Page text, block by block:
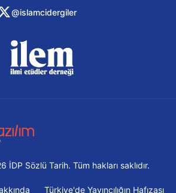
@islamcidergiler
Sözlü Tarih. Tüm hakları saklıdır.
Türkiye'de Yayıncılığın Hafızası